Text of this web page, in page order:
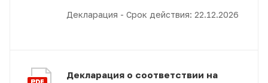
Декларация - Срок действия: 22.12.2026
Декларация о соответствии на